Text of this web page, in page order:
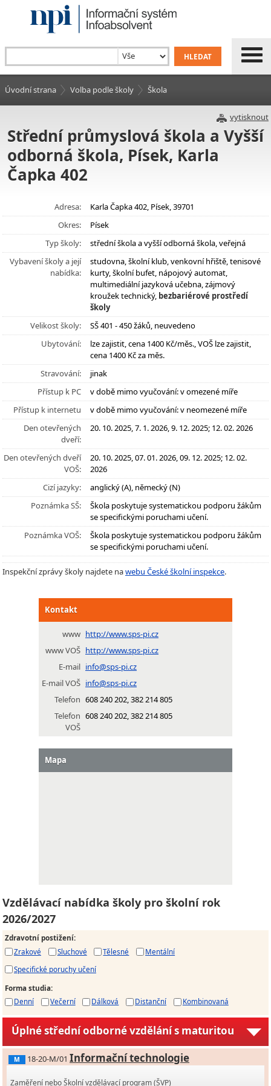
Úvodní strana Volba podle školy Škola
vytisknout
Střední průmyslová škola a Vyšší
odborná škola, Písek, Karla
Čapka 402
Adresa:
Karla Čapka 402, Písek, 39701
Okres:
Písek
Typ školy:
střední škola a vyšší odborná škola, veřejná
Vybavení školy a její
nabídka:
studovna, školní klub, venkovní hřiště, tenisové
kurty, školní bufet, nápojový automat,
multimediální jazyková učebna, zájmový
kroužek technický, bezbariérové prostředí
školy
Velikost školy:
SŠ 401 - 450 žáků, neuvedeno
Ubytování:
lze zajistit, cena 1400 Kč/měs., VOŠ lze zajistit,
cena 1400 Kč za měs.
Stravování:
jinak
Přístup k PC
v době mimo vyučování: v omezené míře
Přístup k internetu
v době mimo vyučování: v neomezené míře
Den otevřených
dveří:
20. 10. 2025, 7. 1. 2026, 9. 12. 2025; 12. 02. 2026
Den otevřených dveří
VOŠ:
20. 10. 2025, 07. 01. 2026, 09. 12. 2025; 12. 02.
2026
Cizí jazyky:
anglický (A), německý (N)
Poznámka SŠ:
Škola poskytuje systematickou podporu žákům
se specifickými poruchami učení.
Poznámka VOŠ:
Škola poskytuje systematickou podporu žákům
se specifickými poruchami učení.
Inspekční zprávy školy najdete nawebu České školní inspekce.
Kontakt
www http://www.sps-pi.cz
www VOŠ http://www.sps-pi.cz
E-mail info@sps-pi.cz
E-mail VOŠ info@sps-pi.cz
Telefon 608 240 202, 382 214 805
Telefon
VOŠ
608 240 202, 382 214 805
Mapa
Vzdělávací nabídka školy pro školní rok
2026/2027
Zdravotní postižení:
Zrakové
Sluchové Tělesné
Mentální
Specifické poruchy učení
Forma studia:
Denní
Večerní Dálková Distanční Kombinovaná
Úplné střední odborné vzdělání s maturitou
M 18-20-M/01 Informační technologie
Zaměření nebo Školní vzdělávací program (ŠVP)